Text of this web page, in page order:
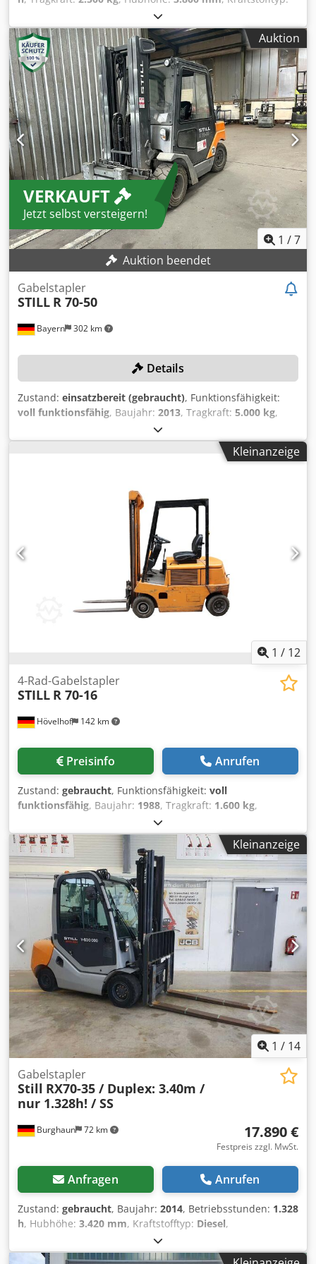
Automatisch
* STILL R 70-25 * Baujahr: 1993 * VW 1.6 Motor *
Zylinderkopfdichtung Defekt Chsdpfxszdwtyj Aglsa
Auktion
VERKAUFT
Jetzt selbst versteigern!
1 /7
Auktion beendet
Bayern 302 km
Gabelstapler
STILL R 70-50
Details
Zustand: einsatzbereit (gebraucht), Funktionsfähigkeit:
voll funktionsfähig, Baujahr: 2013, Tragkraft: 5.000 kg,
, Freihub:
Gas, Masttyp:Triplex, Bauhöhe:2.500 mm, TECHNISCHE
DETAILS Tragkraft: 5000 kg Hubhöhe: 1620 mm Freihub:
Kraftstoffart: Gas Batteriespannung: 12 V
Gesamtleistungsbedarf: 56 kW Cedpfx Asy Iwpfsgloha
Betriebsstunden: 8.823 h Gewicht: 7024 kg AUSSTATTUNG
Vollkabine mit Heizung 3.+4. Ventil Seitenschieber
Zinkenverstellgerät Arbeitsscheinwerfer vorn und hinten
4x SE-Reifen Doppelflaschenhalter Panoramaspiegel
Kleinanzeige
1 / 12
Hövelhof 142 km
4-Rad-Gabelstapler
STILL R 70-16
Preisinfo Anrufen
Zustand: gebraucht, Funktionsfähigkeit: voll
funktionsfähig, Baujahr: 1988, Tragkraft: 1.600 kg,
, -KOM 3150- Angeboten wird hier ein
gebrauchter R 70-16 Still Gabelstapler. Der Gabelstapler ist
voll funktionsfähig und hat einen VW Dieselmotor mit
einem Stromgenerator. Der Fahrantrieb erfolgt elektrisch !
Der Stapler ist sehr wendig für einen Vier Rad
Gabelstapler. Technische Daten: Länge (ohne Gabeln: ca.
2000 mm) Breite: ca. 1000 mm Höhe: ca. 2300 mm Typ:
R70-16 Fabrik-Nr.: 70311018 Kraftstoff: Diesel Leergewicht:
2789 Kg Nutzlast: 1600 Kg Chedpfx Aowz D Hqoglja
Gesamtgewicht: 4860 Kg zul. Achslast vorne: 4260 Kg zul.
Achslast hinten: 1650 Kg Baujahr: 1988 Der Stapler kann in
33161 Hövelhof nach einer Terminabsprache getestet
werden. Alle weiteren Informationen entnehmen Sie bitte
den Bildern!
Kleinanzeige
1 / 14
Burghaun 72 km
Gabelstapler
Still RX70-35 / Duplex: 3.40m /
nur 1.328h! / SS
17.890 €
Festpreis zzgl. MwSt.
Anfragen Anrufen
Zustand: gebraucht, Baujahr: 2014, Betriebsstunden: 1.328
h, Hubhöhe: 3.420 mm, Kraftstofftyp: Diesel,
, Getriebetyp:
RX70-35 Dieselstapler, Baujahr: 2014, Stunden: nur